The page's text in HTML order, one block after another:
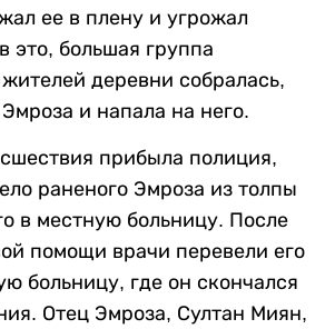
ее в плену и угрожал
это, большая группа
деревни собралась,
и напала на него.
прибыла полиция,
раненого Эмроза из толпы
в местную больницу. После
помощи врачи перевели его
больницу, где он скончался
Отец Эмроза, Султан Миян,